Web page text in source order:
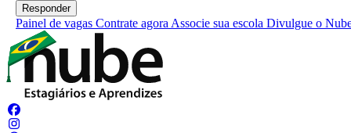
Painel de vagas Contrate agora Associe sua escola Divulgue o